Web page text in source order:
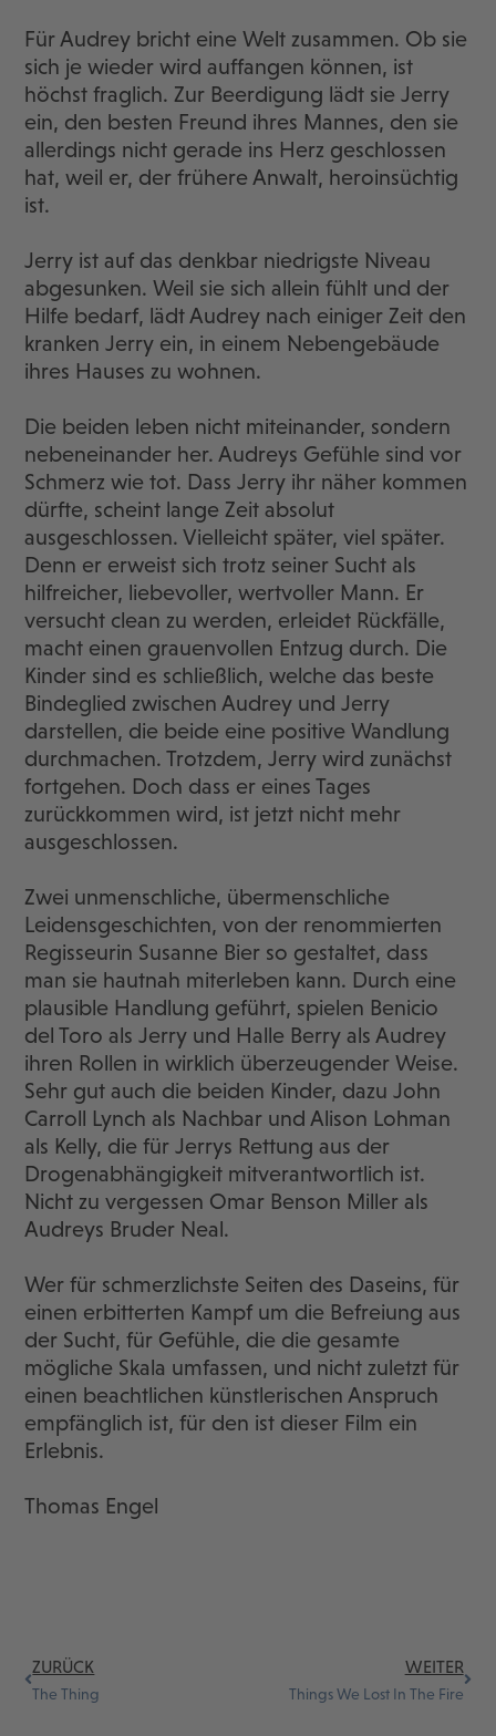
Für Audrey bricht eine Welt zusammen. Ob sie
sich je wieder wird auffangen können, ist
höchst fraglich. Zur Beerdigung lädt sie Jerry
ein, den besten Freund ihres Mannes, den sie
allerdings nicht gerade ins Herz geschlossen
hat, weil er, der frühere Anwalt, heroinsüchtig
ist.
Jerry ist auf das denkbar niedrigste Niveau
abgesunken. Weil sie sich allein fühlt und der
Hilfe bedarf, lädt Audrey nach einiger Zeit den
kranken Jerry ein, in einem Nebengebäude
ihres Hauses zu wohnen.
Die beiden leben nicht miteinander, sondern
nebeneinander her. Audreys Gefühle sind vor
Schmerz wie tot. Dass Jerry ihr näher kommen
dürfte, scheint lange Zeit absolut
ausgeschlossen. Vielleicht später, viel später.
Denn er erweist sich trotz seiner Sucht als
hilfreicher, liebevoller, wertvoller Mann. Er
versucht clean zu werden, erleidet Rückfälle,
macht einen grauenvollen Entzug durch. Die
Kinder sind es schließlich, welche das beste
Bindeglied zwischen Audrey und Jerry
darstellen, die beide eine positive Wandlung
durchmachen. Trotzdem, Jerry wird zunächst
fortgehen. Doch dass er eines Tages
zurückkommen wird, ist jetzt nicht mehr
ausgeschlossen.
Zwei unmenschliche, übermenschliche
Leidensgeschichten, von der renommierten
Regisseurin Susanne Bier so gestaltet, dass
man sie hautnah miterleben kann. Durch eine
plausible Handlung geführt, spielen Benicio
del Toro als Jerry und Halle Berry als Audrey
ihren Rollen in wirklich überzeugender Weise.
Sehr gut auch die beiden Kinder, dazu John
Carroll Lynch als Nachbar und Alison Lohman
als Kelly, die für Jerrys Rettung aus der
Drogenabhängigkeit mitverantwortlich ist.
Nicht zu vergessen Omar Benson Miller als
Audreys Bruder Neal.
Wer für schmerzlichste Seiten des Daseins, für
einen erbitterten Kampf um die Befreiung aus
der Sucht, für Gefühle, die die gesamte
mögliche Skala umfassen, und nicht zuletzt für
einen beachtlichen künstlerischen Anspruch
empfänglich ist, für den ist dieser Film ein
Erlebnis.
Thomas Engel
ZURÜCK
The Thing
WEITER
Things We Lost In The Fire